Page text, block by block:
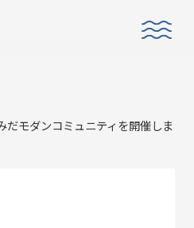
だモダンコミュニティを開催しま